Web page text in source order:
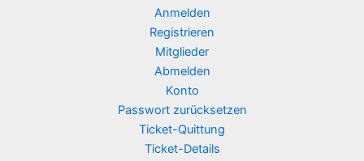
Anmelden
Registrieren
Mitglieder
Abmelden
Konto
Passwort zurücksetzen
Ticket-Quittung
Ticket-Details